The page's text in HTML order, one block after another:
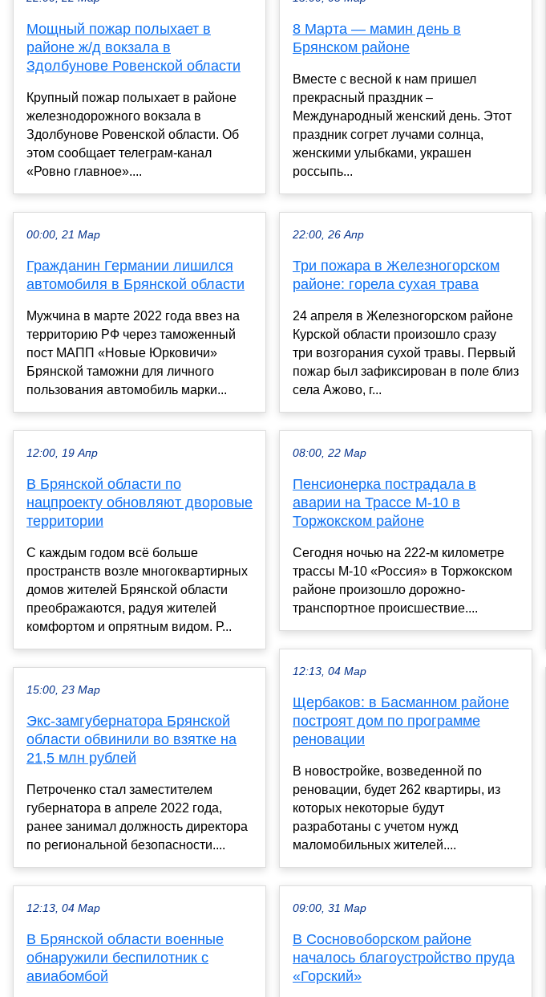
Мощный пожар полыхает в
районе ж/д вокзала в
Здолбунове Ровенской области
Крупный пожар полыхает в районе
железнодорожного вокзала в
Здолбунове Ровенской области. Об
этом сообщает телеграм-канал
«Ровно главное»....
00:00, 21 Мар
Гражданин Германии лишился
автомобиля в Брянской области
Мужчина в марте 2022 года ввез на
территорию РФ через таможенный
пост МАПП «Новые Юрковичи»
Брянской таможни для личного
пользования автомобиль марки...
12:00, 19 Апр
В Брянской области по
нацпроекту обновляют дворовые
территории
С каждым годом всё больше
пространств возле многоквартирных
домов жителей Брянской области
преображаются, радуя жителей
комфортом и опрятным видом. Р...
15:00, 23 Мар
Экс-замгубернатора Брянской
области обвинили во взятке на
21,5 млн рублей
Петроченко стал заместителем
губернатора в апреле 2022 года,
ранее занимал должность директора
по региональной безопасности....
12:13, 04 Мар
В Брянской области военные
обнаружили беспилотник с
авиабомбой
8 Марта — мамин день в
Брянском районе
Вместе с весной к нам пришел
прекрасный праздник –
Международный женский день. Этот
праздник согрет лучами солнца,
женскими улыбками, украшен
россыпь...
22:00, 26 Апр
Три пожара в Железногорском
районе: горела сухая трава
24 апреля в Железногорском районе
Курской области произошло сразу
три возгорания сухой травы. Первый
пожар был зафиксирован в поле близ
села Ажово, г...
08:00, 22 Мар
Пенсионерка пострадала в
аварии на Трассе М-10 в
Торжокском районе
Сегодня ночью на 222-м километре
трассы М-10 «Россия» в Торжокском
районе произошло дорожно-
транспортное происшествие....
12:13, 04 Мар
Щербаков: в Басманном районе
построят дом по программе
реновации
В новостройке, возведенной по
реновации, будет 262 квартиры, из
которых некоторые будут
разработаны с учетом нужд
маломобильных жителей....
09:00, 31 Мар
В Сосновоборском районе
началось благоустройство пруда
«Горский»